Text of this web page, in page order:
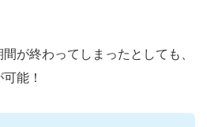
が終わってしまったとしても、
能！